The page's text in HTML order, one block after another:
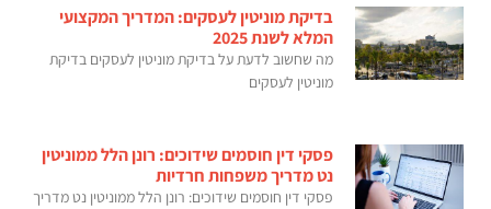
בדיקת מוניטין לעסקים: המדריך המקצועי
המלא לשנת 2025
מה שחשוב לדעת על בדיקת מוניטין לעסקים בדיקת
מוניטין לעסקים
פסקי דין חוסמים שידוכים: רונן הלל ממוניטין
נט מדריך משפחות חרדיות
פסקי דין חוסמים שידוכים: רונן הלל ממוניטין נט מדריך